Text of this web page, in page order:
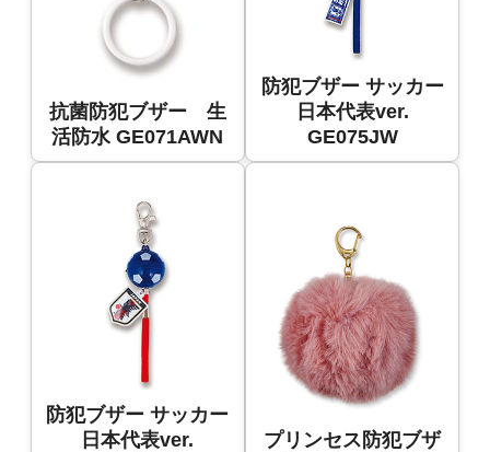
抗菌防犯ブザー 生
活防水 GE071AWN
防犯ブザー サッカー
日本代表ver.
GE075JW
防犯ブザー サッカー
日本代表ver.
プリンセス防犯ブザ